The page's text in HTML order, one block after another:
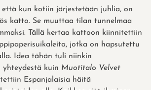
että kun kotiin järjestetään juhlia, on
katto. Se muuttaa tilan tunnelmaa
Tällä kertaa kattoon kiinnitettiin
jotka on hapsutettu
Idea tähän tuli niinkin
yhteydestä kuin Muotitalo Velvet
Espanjalaisia häitä